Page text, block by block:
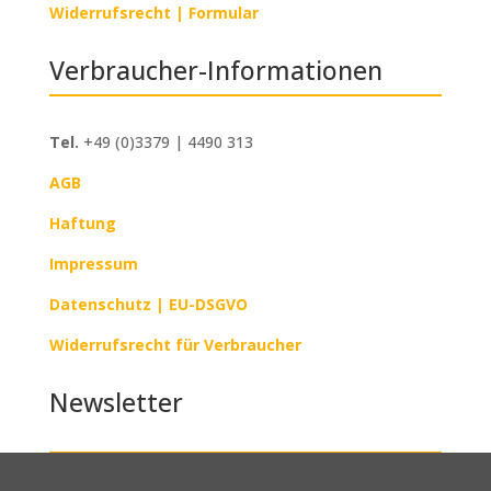
Widerrufsrecht | Formular
Verbraucher-Informationen
Tel. +49 (0)3379 | 4490 313
AGB
Haftung
Impressum
Datenschutz | EU-DSGVO
Widerrufsrecht für Verbraucher
Newsletter